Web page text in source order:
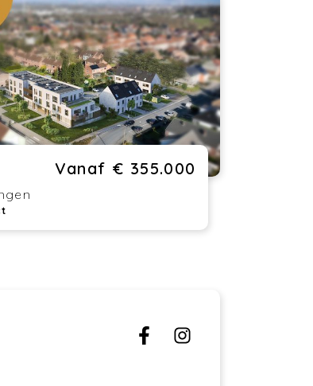
op de hoek van de L.
en Steenweg naar Alsemberg
die eigentijds, comfortabel én
wonen in je buurt mogelijk
is dichtbij: winkels, scholen,
vervoer én het prachtige
of het provinciedomein van
de locatie, afwerking en
is dit appartement perfect
eigen bewoning als voor
om een extra binnen
te kopen voor 24.000 EUR.
Vanaf € 355.000